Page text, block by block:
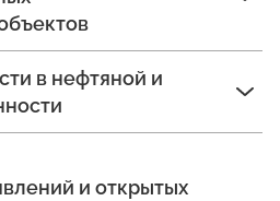
в нефтяной и
и открытых